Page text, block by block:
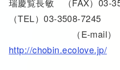
（TEL）03-3508-7245
（E-mail）
http://chobin.ecolove.jp/